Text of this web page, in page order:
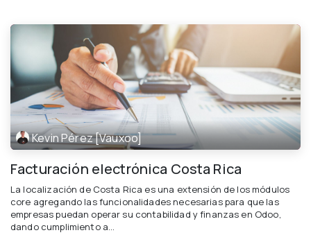
Kevin Pérez [Vauxoo]
Facturación electrónica Costa Rica
La localización de Costa Rica es una extensión de los módulos
core agregando las funcionalidades necesarias para que las
empresas puedan operar su contabilidad y finanzas en Odoo,
dando cumplimiento a...